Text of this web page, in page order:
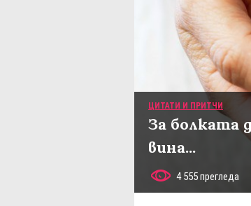
ЦИТАТИ И ПРИТЧИ
За болката
вина...
4 555 прегледа